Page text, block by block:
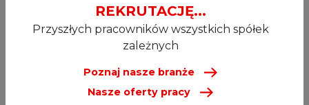
REKRUTACJĘ...
Przyszłych pracowników wszystkich spółek
zależnych
Poznaj nasze branże
Nasze oferty pracy